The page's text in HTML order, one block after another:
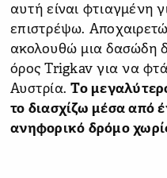
αυτή είναι φτιαγμένη
επιστρέψω.
ακολουθώ μια δασώδη
όρος Trigkav για να
Αυστρία.Το
το διασχίζω μέσα από
ανηφορικό δρόμο